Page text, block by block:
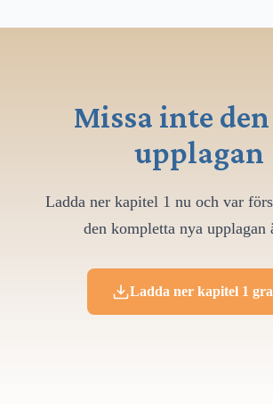
Missa inte
upplagan
Ladda ner kapitel 1 nu och var
den kompletta nya upplagan
Ladda ner kapitel 1